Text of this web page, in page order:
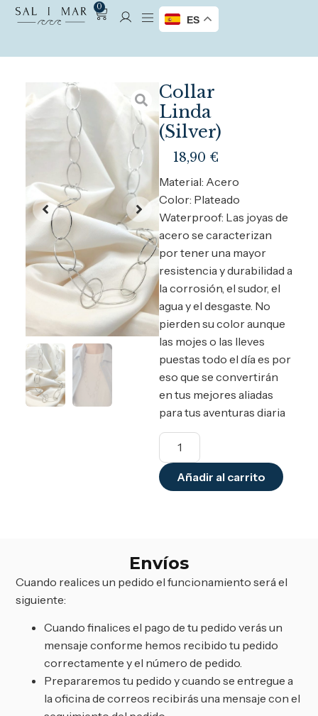
0
ES
Collar
Linda
(Silver)
18,90 €
Material: Acero
Color: Plateado
Waterproof: Las joyas de
acero se caracterizan
por tener una mayor
resistencia y durabilidad a
la corrosión, el sudor, el
agua y el desgaste. No
pierden su color aunque
las mojes o las lleves
puestas todo el día es por
eso que se convertirán
en tus mejores aliadas
para tus aventuras diaria
Añadir al carrito
Envíos
Cuando realices un pedido el funcionamiento será el
siguiente:
Cuando finalices el pago de tu pedido verás un
mensaje conforme hemos recibido tu pedido
correctamente y el número de pedido.
Prepararemos tu pedido y cuando se entregue a
la oficina de correos recibirás una mensaje con el